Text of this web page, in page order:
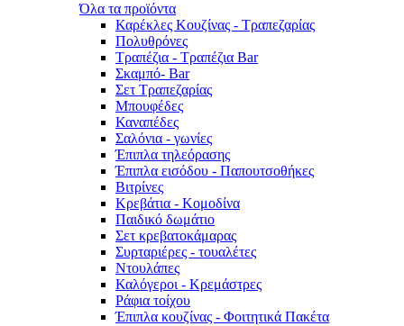
Όλα τα προϊόντα
Καρέκλες Κουζίνας - Τραπεζαρίας
Πολυθρόνες
Τραπέζια - Τραπέζια Bar
Σκαμπό- Bar
Σετ Τραπεζαρίας
Μπουφέδες
Καναπέδες
Σαλόνια - γωνίες
Έπιπλα τηλεόρασης
Έπιπλα εισόδου - Παπουτσοθήκες
Βιτρίνες
Κρεβάτια - Κομοδίνα
Παιδικό δωμάτιο
Σετ κρεβατοκάμαρας
Συρταριέρες - τουαλέτες
Ντουλάπες
Καλόγεροι - Κρεμάστρες
Ράφια τοίχου
Έπιπλα κουζίνας - Φοιτητικά Πακέτα